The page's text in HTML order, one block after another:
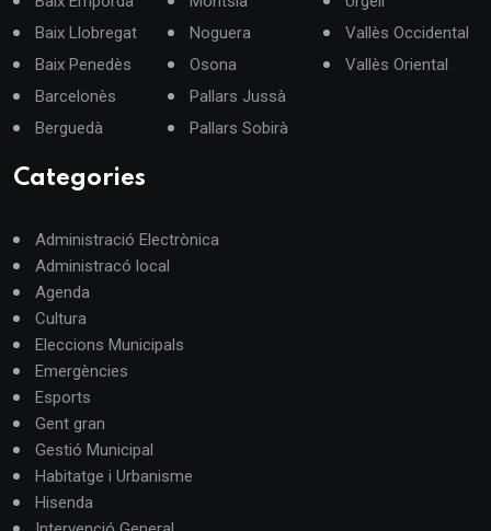
Baix Llobregat
Baix Penedès
Barcelonès
Berguedà
Noguera
Osona
Pallars Jussà
Pallars Sobirà
Vallès Occidental
Vallès Oriental
Categories
Administració Electrònica
Administracó local
Agenda
Cultura
Eleccions Municipals
Emergències
Esports
Gent gran
Gestió Municipal
Habitatge i Urbanisme
Hisenda